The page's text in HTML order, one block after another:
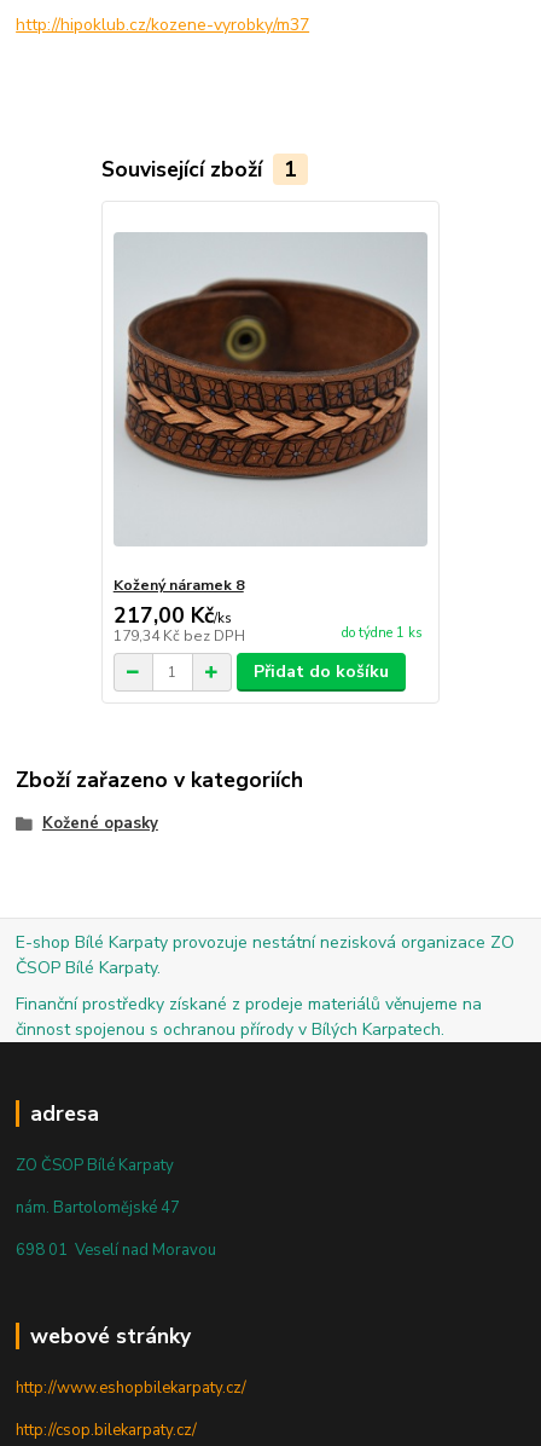
http://hipoklub.cz/kozene-vyrobky/m37
Související zboží 1
Kožený náramek 8
217,00 Kč/ks
179,34 Kč bez DPH do týdne 1 ks
Přidat do košíku
Zboží zařazeno v kategoriích
Kožené opasky
E-shop Bílé Karpaty provozuje nestátní nezisková organizace ZO
ČSOP Bílé Karpaty.
Finanční prostředky získané z prodeje materiálů věnujeme na
činnost spojenou s ochranou přírody v Bílých Karpatech.
adresa
ZO ČSOP Bílé Karpaty
nám. Bartolomějské 47
698 01 Veselí nad Moravou
webové stránky
http://www.eshopbilekarpaty.cz/
http://csop.bilekarpaty.cz/